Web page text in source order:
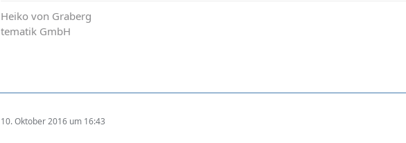
Heiko von Graberg
tematik GmbH
10. Oktober 2016 um 16:43